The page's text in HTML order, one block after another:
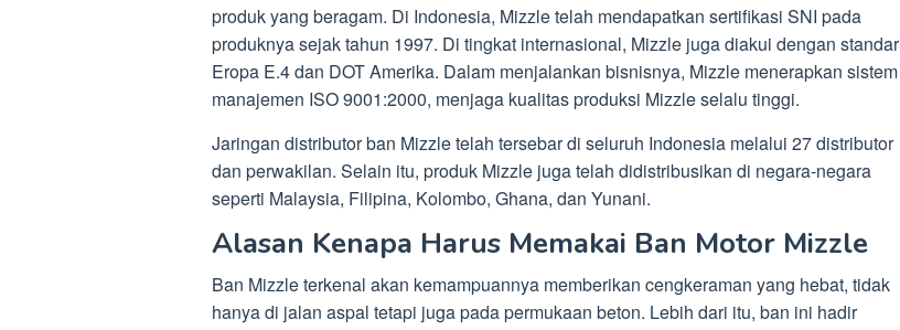
produk yang beragam. Di Indonesia, Mizzle telah mendapatkan sertifikasi SNI pada
produknya sejak tahun 1997. Di tingkat internasional, Mizzle juga diakui dengan standar
Eropa E.4 dan DOT Amerika. Dalam menjalankan bisnisnya, Mizzle menerapkan sistem
manajemen ISO 9001:2000, menjaga kualitas produksi Mizzle selalu tinggi.
Jaringan distributor ban Mizzle telah tersebar di seluruh Indonesia melalui 27 distributor
dan perwakilan. Selain itu, produk Mizzle juga telah didistribusikan di negara-negara
seperti Malaysia, Filipina, Kolombo, Ghana, dan Yunani.
Alasan Kenapa Harus Memakai Ban Motor Mizzle
Ban Mizzle terkenal akan kemampuannya memberikan cengkeraman yang hebat, tidak
hanya di jalan aspal tetapi juga pada permukaan beton. Lebih dari itu, ban ini hadir